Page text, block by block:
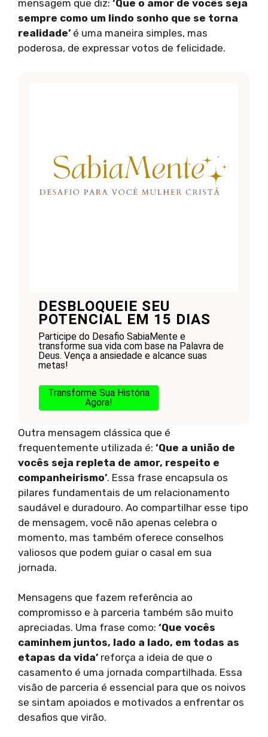
mensagem que diz: ‘Que o amor de vocês seja
sempre como um lindo sonho que se torna
realidade’ é uma maneira simples, mas
poderosa, de expressar votos de felicidade.
DESBLOQUEIE SEU
POTENCIAL EM 15 DIAS
Participe do Desafio SabiaMente e
transforme sua vida com base na Palavra de
Deus. Vença a ansiedade e alcance suas
metas!
Transforme Sua História
Agora!
Outra mensagem clássica que é
frequentemente utilizada é: ‘Que a união de
vocês seja repleta de amor, respeito e
companheirismo’. Essa frase encapsula os
pilares fundamentais de um relacionamento
saudável e duradouro. Ao compartilhar esse tipo
de mensagem, você não apenas celebra o
momento, mas também oferece conselhos
valiosos que podem guiar o casal em sua
jornada.
Mensagens que fazem referência ao
compromisso e à parceria também são muito
apreciadas. Uma frase como: ‘Que vocês
caminhem juntos, lado a lado, em todas as
etapas da vida’ reforça a ideia de que o
casamento é uma jornada compartilhada. Essa
visão de parceria é essencial para que os noivos
se sintam apoiados e motivados a enfrentar os
desafios que virão.